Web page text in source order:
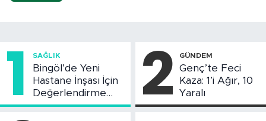
1 SAĞLIK
Bingöl’de Yeni
Hastane İnşası İçin
Değerlendirme
Toplantısı Yapıldı
2 GÜNDEM
Genç’te Feci
Kaza: 1’i Ağır, 10
Yaralı